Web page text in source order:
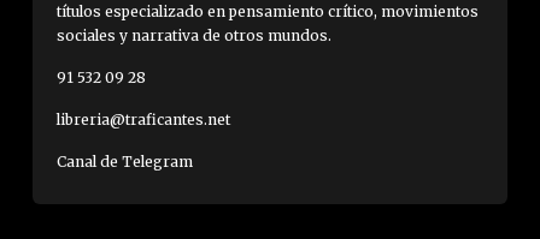
títulos especializado en pensamiento crítico, movimientos
sociales y narrativa de otros mundos.
91 532 09 28
libreria@traficantes.net
Canal de Telegram